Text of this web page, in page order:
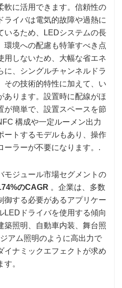
軟に活用できます。信頼性の
ライバは電気的故障や過熱に
いるため、LEDシステムの長
環境への配慮も特筆すべき点
用しないため、大幅な省エネ
に、シングルチャンネルドラ
その技術的特性に加えて、い
あります。設置時に配線がほ
が簡単で、設置スペースを節
構成や一定ルーメン出力
ートするモデルもあり、操作
ーラーが不要になります。.
モジュール市場セグメントの
のCAGR 。企業は、多数
御する必要があるアプリケー
LEDドライバを使用する傾向
築照明、自動車内装、舞台照
アム照明のように高出力で
イナミックエフェクトが求め
す。